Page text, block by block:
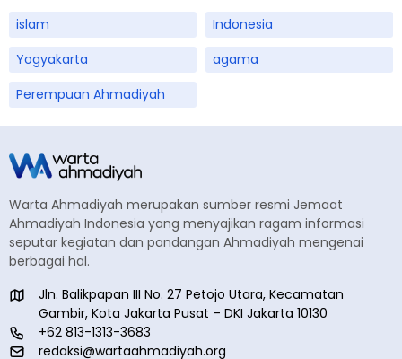
islam
Indonesia
Yogyakarta
agama
Perempuan Ahmadiyah
Warta Ahmadiyah merupakan sumber resmi Jemaat
Ahmadiyah Indonesia yang menyajikan ragam informasi
seputar kegiatan dan pandangan Ahmadiyah mengenai
berbagai hal.
Jln. Balikpapan III No. 27 Petojo Utara, Kecamatan
Gambir, Kota Jakarta Pusat – DKI Jakarta 10130
+62 813-1313-3683
redaksi@wartaahmadiyah.org